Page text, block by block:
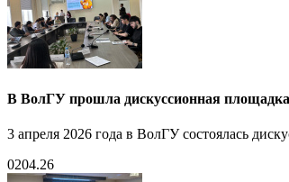
В ВолГУ прошла дискуссионная
3 апреля 2026 года в ВолГУ состоялась
0204.26